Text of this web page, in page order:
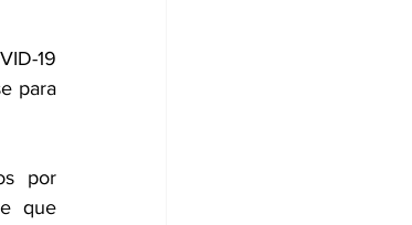
19
para
por
que